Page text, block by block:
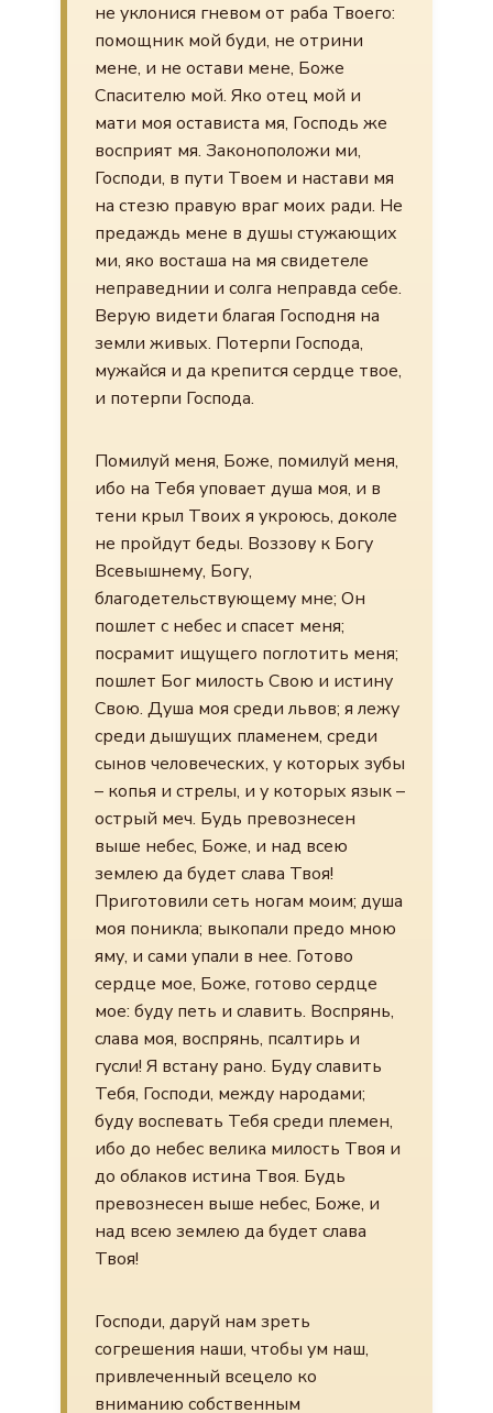
не уклонися гневом от раба Твоего:
помощник мой буди, не отрини
мене, и не остави мене, Боже
Спасителю мой. Яко отец мой и
мати моя остависта мя, Господь же
восприят мя. Законоположи ми,
Господи, в пути Твоем и настави мя
на стезю правую враг моих ради. Не
предаждь мене в душы стужающих
ми, яко восташа на мя свидетеле
неправеднии и солга неправда себе.
Верую видети благая Господня на
земли живых. Потерпи Господа,
мужайся и да крепится сердце твое,
и потерпи Господа.
Помилуй меня, Боже, помилуй меня,
ибо на Тебя уповает душа моя, и в
тени крыл Твоих я укроюсь, доколе
не пройдут беды. Воззову к Богу
Всевышнему, Богу,
благодетельствующему мне; Он
пошлет с небес и спасет меня;
посрамит ищущего поглотить меня;
пошлет Бог милость Свою и истину
Свою. Душа моя среди львов; я лежу
среди дышущих пламенем, среди
сынов человеческих, у которых зубы
– копья и стрелы, и у которых язык –
острый меч. Будь превознесен
выше небес, Боже, и над всею
землею да будет слава Твоя!
Приготовили сеть ногам моим; душа
моя поникла; выкопали предо мною
яму, и сами упали в нее. Готово
сердце мое, Боже, готово сердце
мое: буду петь и славить. Воспрянь,
слава моя, воспрянь, псалтирь и
гусли! Я встану рано. Буду славить
Тебя, Господи, между народами;
буду воспевать Тебя среди племен,
ибо до небес велика милость Твоя и
до облаков истина Твоя. Будь
превознесен выше небес, Боже, и
над всею землею да будет слава
Твоя!
Господи, даруй нам зреть
согрешения наши, чтобы ум наш,
привлеченный всецело ко
вниманию собственным